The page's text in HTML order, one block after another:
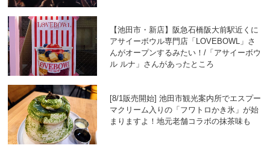
【池田市・新店】阪急石橋阪大前駅近くに
アサイーボウル専門店「LOVEBOWL」さ
んがオープンするみたい！/「アサイーボウ
ル ルナ」さんがあったところ
[8/1販売開始] 池田市観光案内所でエスプー
マクリーム入りの「フワトロかき氷」が始
まりますよ！地元老舗コラボの抹茶味も